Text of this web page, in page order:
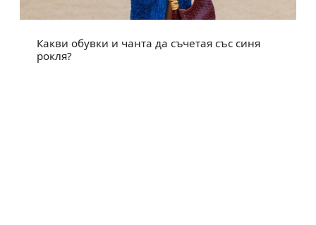
Какви обувки и чанта да съчетая със синя
рокля?